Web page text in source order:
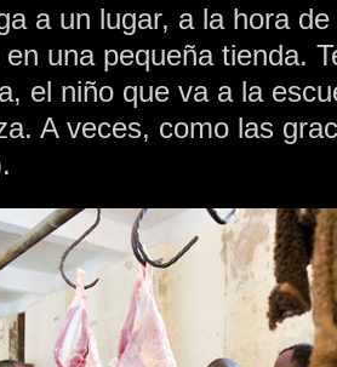
a un lugar, a la hora
una pequeña tienda.
el niño que va a la
A veces, como las